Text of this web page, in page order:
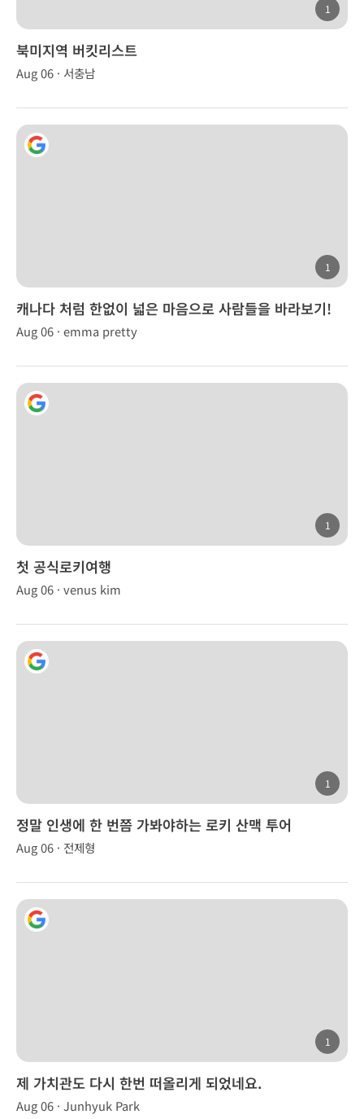
1
북미지역 버킷리스트
Aug 06 · 서충남
1
캐나다 처럼 한없이 넓은 마음으로 사람들을 바라보기!
Aug 06 · emma pretty
1
첫 공식로키여행
Aug 06 · venus kim
1
정말 인생에 한 번쯤 가봐야하는 로키 산맥 투어
Aug 06 · 전제형
1
제 가치관도 다시 한번 떠올리게 되었네요.
Aug 06 · Junhyuk Park